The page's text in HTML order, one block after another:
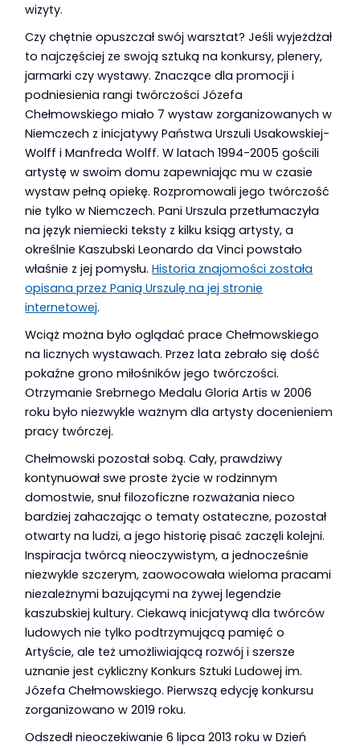
wizyty.
Czy chętnie opuszczał swój warsztat? Jeśli wyjeżdżał
to najczęściej ze swoją sztuką na konkursy, plenery,
jarmarki czy wystawy. Znaczące dla promocji i
podniesienia rangi twórczości Józefa
Chełmowskiego miało 7 wystaw zorganizowanych w
Niemczech z inicjatywy Państwa Urszuli Usakowskiej-
Wolff i Manfreda Wolff. W latach 1994-2005 gościli
artystę w swoim domu zapewniając mu w czasie
wystaw pełną opiekę. Rozpromowali jego twórczość
nie tylko w Niemczech. Pani Urszula przetłumaczyła
na język niemiecki teksty z kilku ksiąg artysty, a
określnie Kaszubski Leonardo da Vinci powstało
właśnie z jej pomysłu.Historia znajomości została
opisana przez Panią Urszulę na jej stronie
internetowej.
Wciąż można było oglądać prace Chełmowskiego
na licznych wystawach. Przez lata zebrało się dość
pokaźne grono miłośników jego twórczości.
Otrzymanie Srebrnego Medalu Gloria Artis w 2006
roku było niezwykle ważnym dla artysty docenieniem
pracy twórczej.
Chełmowski pozostał sobą. Cały, prawdziwy
kontynuował swe proste życie w rodzinnym
domostwie, snuł filozoficzne rozważania nieco
bardziej zahaczając o tematy ostateczne, pozostał
otwarty na ludzi, a jego historię pisać zaczęli kolejni.
Inspiracja twórcą nieoczywistym, a jednocześnie
niezwykle szczerym, zaowocowała wieloma pracami
niezależnymi bazującymi na żywej legendzie
kaszubskiej kultury. Ciekawą inicjatywą dla twórców
ludowych nie tylko podtrzymującą pamięć o
Artyście, ale też umożliwiającą rozwój i szersze
uznanie jest cykliczny Konkurs Sztuki Ludowej im.
Józefa Chełmowskiego. Pierwszą edycję konkursu
zorganizowano w 2019 roku.
Odszedł nieoczekiwanie 6 lipca 2013 roku w Dzień